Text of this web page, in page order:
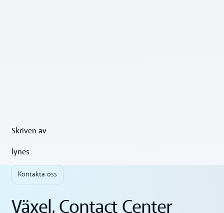
Skriven av
lynes
Kontakta oss
Växel, Contact Center